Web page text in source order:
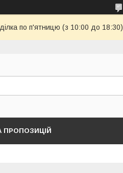
по п'ятницю (з 10:00 до 18:30)
ПРОПОЗИЦІЙ